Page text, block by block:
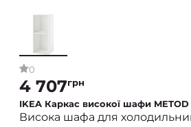
0
4 707грн
IKEA Каркас високої шафи
Висока шафа для